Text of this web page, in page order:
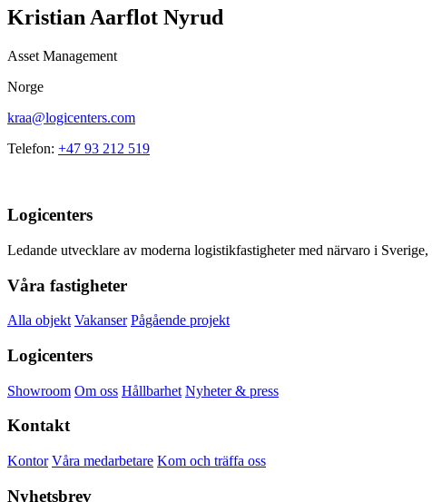
Kristian Aarflot Nyrud
Asset Management
Norge
kraa@logicenters.com
Telefon: +47 93 212 519
Logicenters
Ledande utvecklare av moderna logistikfastigheter med närvaro i
Våra fastigheter
Alla objekt Vakanser Pågående projekt
Logicenters
Showroom Om oss Hållbarhet Nyheter & press
Kontakt
Kontor Våra medarbetare Kom och träffa oss
Nyhetsbrev